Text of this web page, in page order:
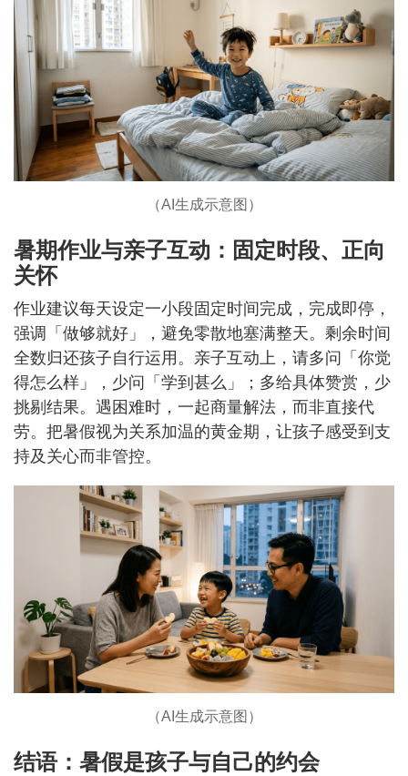
（AI生成示意图）
暑期作业与亲子互动：固定时段、正向
关怀
作业建议每天设定一小段固定时间完成，完成即停，
强调「做够就好」，避免零散地塞满整天。剩余时间
全数归还孩子自行运用。亲子互动上，请多问「你觉
得怎么样」，少问「学到甚么」；多给具体赞赏，少
挑剔结果。遇困难时，一起商量解法，而非直接代
劳。把暑假视为关系加温的黄金期，让孩子感受到支
持及关心而非管控。
（AI生成示意图）
结语：暑假是孩子与自己的约会